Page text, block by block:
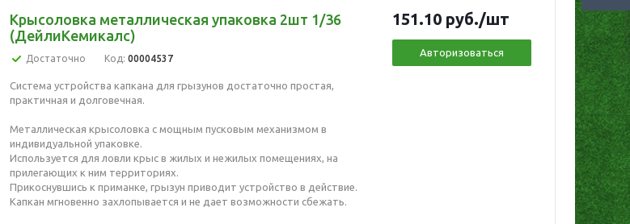
Крысоловка металлическая упаковка 2шт 1/36
(ДейлиКемикалс)
Достаточно Код: 00004537
Система устройства капкана для грызунов достаточно простая,
практичная и долговечная.
Металлическая крысоловка с мощным пусковым механизмом в
индивидуальной упаковке.
Используется для ловли крыс в жилых и нежилых помещениях, на
прилегающих к ним территориях.
Прикоснувшись к приманке, грызун приводит устройство в действие.
Капкан мгновенно захлопывается и не дает возможности сбежать.
151.10 руб./шт
Авторизоваться